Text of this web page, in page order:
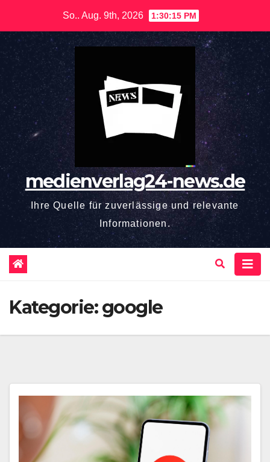
springen
So.. Aug. 9th, 2026 1:30:16 PM
medienverlag24-news.de
Ihre Quelle für zuverlässige und relevante
Informationen.
Kategorie:google